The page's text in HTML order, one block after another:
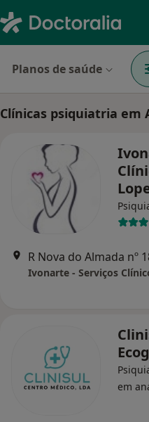
Planos de saúde
Clínicas psiquiatria em
Ivonarte - Serviços
em